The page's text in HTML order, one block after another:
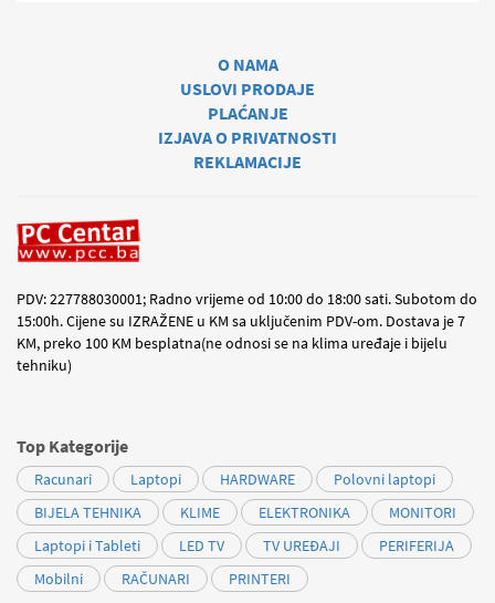
O NAMA
USLOVI PRODAJE
PLAĆANJE
IZJAVA O PRIVATNOSTI
REKLAMACIJE
PDV: 227788030001; Radno vrijeme od 10:00 do 18:00 sati. Subotom do
15:00h. Cijene su IZRAŽENE u KM sa uključenim PDV-om. Dostava je 7
KM, preko 100 KM besplatna(ne odnosi se na klima uređaje i bijelu
tehniku)
Top Kategorije
Racunari Laptopi HARDWARE
Polovni laptopi
BIJELA TEHNIKA
KLIME ELEKTRONIKA
MONITORI
Laptopi i Tableti
LED TV TV UREĐAJI
PERIFERIJA
Mobilni
RAČUNARI PRINTERI